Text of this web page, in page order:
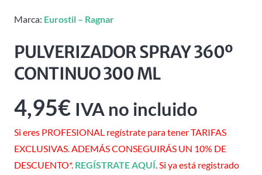
Marca: Eurostil – Ragnar
PULVERIZADOR SPRAY 360º
CONTINUO 300 ML
4,95€ IVA no incluido
Si eres PROFESIONAL regístrate para tener TARIFAS
EXCLUSIVAS. ADEMÁS CONSEGUIRÁS UN 10% DE
DESCUENTO*. REGÍSTRATE AQUÍ. Si ya está registrado